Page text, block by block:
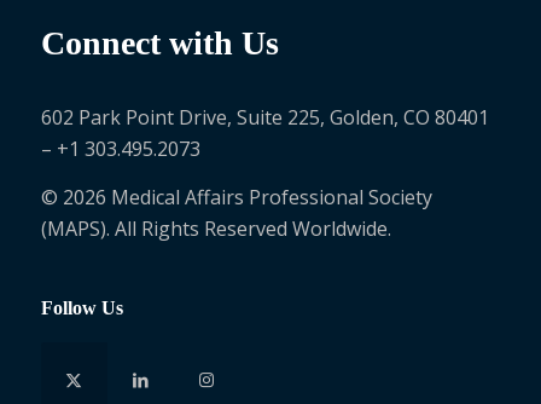
Connect with Us
602 Park Point Drive, Suite 225, Golden, CO 80401
– +1 303.495.2073
© 2026 Medical Affairs Professional Society
(MAPS). All Rights Reserved Worldwide.
Follow Us